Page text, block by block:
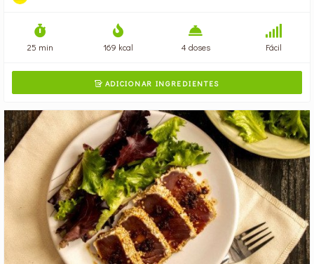
25 min 169 kcal 4 doses Fácil
ADICIONAR INGREDIENTES